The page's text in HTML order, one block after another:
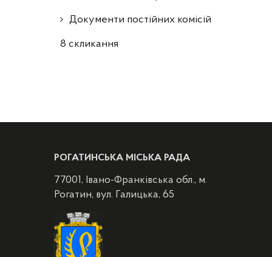
Документи постійних комісій
8 скликання
РОГАТИНСЬКА МІСЬКА РАДА
77001, Івано-Франківська обл., м.
Рогатин, вул. Галицька, 65